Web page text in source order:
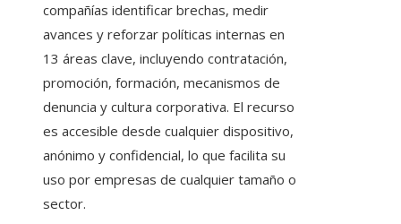
compañías identificar brechas, medir
avances y reforzar políticas internas en
13 áreas clave, incluyendo contratación,
promoción, formación, mecanismos de
denuncia y cultura corporativa. El recurso
es accesible desde cualquier dispositivo,
anónimo y confidencial, lo que facilita su
uso por empresas de cualquier tamaño o
sector.